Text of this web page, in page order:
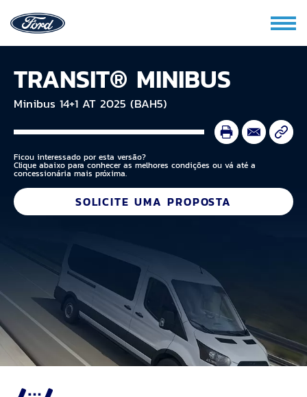
TRANSIT® MINIBUS
Minibus 14+1 AT 2025 (BAH5)
Ficou interessado por esta versão?
Clique abaixo para conhecer as melhores condições ou vá até a
concessionária mais próxima.
SOLICITE UMA PROPOSTA